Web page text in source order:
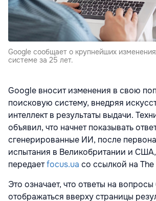
Google сообщает о крупнейших
системе за 25 лет.
Google вносит изменения в свою
поисковую систему, внедряя
интеллект в результаты выдачи.
объявил, что начнет показывать
сгенерированные ИИ, после
испытания в Великобритании и США,
передаетfocus.ua со ссылкой на Тhe
Это означает, что ответы на вопросы
отображаться вверху страницы